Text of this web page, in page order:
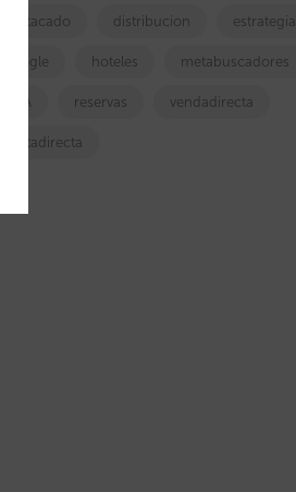
destacado distribucion estrategia
google hoteles metabuscadores
OTA reservas vendadirecta
ventadirecta